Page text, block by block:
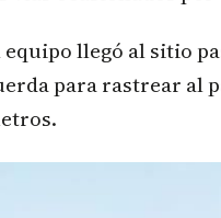
equipo llegó al sitio
para rastrear al